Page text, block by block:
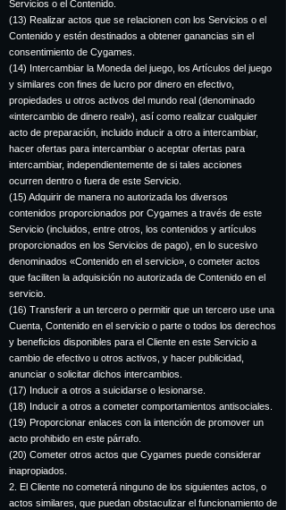
Servicios o el Contenido.
(13) Realizar actos que se relacionen con los Servicios o el
Contenido y estén destinados a obtener ganancias sin el
consentimiento de Cygames.
(14) Intercambiar la Moneda del juego, los Artículos del juego
y similares con fines de lucro por dinero en efectivo,
propiedades u otros activos del mundo real (denominado
«intercambio de dinero real»), así como realizar cualquier
acto de preparación, incluido inducir a otro a intercambiar,
hacer ofertas para intercambiar o aceptar ofertas para
intercambiar, independientemente de si tales acciones
ocurren dentro o fuera de este Servicio.
(15) Adquirir de manera no autorizada los diversos
contenidos proporcionados por Cygames a través de este
Servicio (incluidos, entre otros, los contenidos y artículos
proporcionados en los Servicios de pago), en lo sucesivo
denominados «Contenido en el servicio», o cometer actos
que faciliten la adquisición no autorizada de Contenido en el
servicio.
(16) Transferir a un tercero o permitir que un tercero use una
Cuenta, Contenido en el servicio o parte o todos los derechos
y beneficios disponibles para el Cliente en este Servicio a
cambio de efectivo u otros activos, y hacer publicidad,
anunciar o solicitar dichos intercambios.
(17) Inducir a otros a suicidarse o lesionarse.
(18) Inducir a otros a cometer comportamientos antisociales.
(19) Proporcionar enlaces con la intención de promover un
acto prohibido en este párrafo.
(20) Cometer otros actos que Cygames puede considerar
inapropiados.
2. El Cliente no cometerá ninguno de los siguientes actos, o
actos similares, que puedan obstaculizar el funcionamiento de